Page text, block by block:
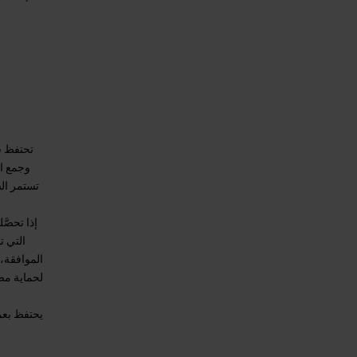
تحتفظ
وجمع
تستمر
إذا
لحماية
يحتفظ